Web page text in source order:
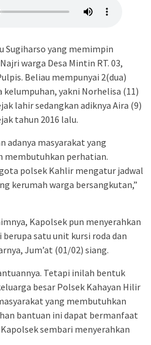
Sugiharso yang memimpin
warga Desa Mintin RT. 03,
Beliau mempunyai 2(dua)
yakni Norhelisa (11)
lahir sedangkan adiknya Aira (9)
tahun 2016 lalu.
adanya masyarakat yang
membutuhkan perhatian.
polsek Kahlir mengatur jadwal
kerumah warga bersangkutan,”
Kapolsek pun menyerahkan
berupa satu unit kursi roda dan
Jum’at (01/02) siang.
Tetapi inilah bentuk
besar Polsek Kahayan Hilir
yang membutuhkan
bantuan ini dapat bermanfaat
sembari menyerahkan